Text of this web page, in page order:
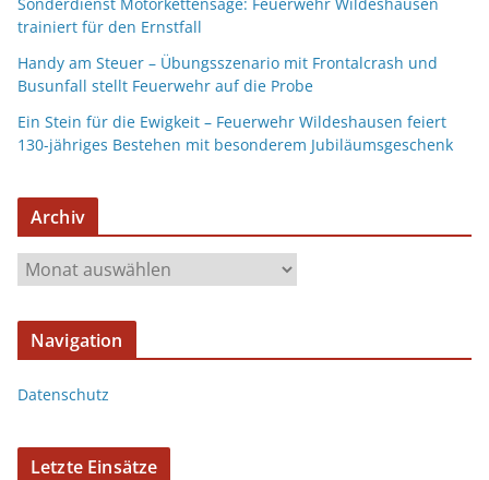
trainiert für den Ernstfall
Handy am Steuer – Übungsszenario mit Frontalcrash und
Busunfall stellt Feuerwehr auf die Probe
Ein Stein für die Ewigkeit – Feuerwehr Wildeshausen feiert
130-jähriges Bestehen mit besonderem Jubiläumsgeschenk
Archiv
Navigation
Datenschutz
Letzte Einsätze